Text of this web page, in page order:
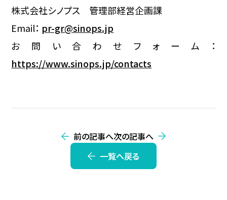
株式会社シノプス 管理部経営企画課
Email： pr-gr@sinops.jp
お問い合わせフォーム：
https://www.sinops.jp/contacts
前の記事へ次の記事へ
一覧へ戻る